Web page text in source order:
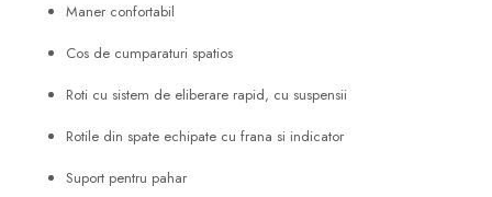
Maner confortabil
Cos de cumparaturi spatios
Roti cu sistem de eliberare rapid, cu suspensii
Rotile din spate echipate cu frana si indicator
Suport pentru pahar